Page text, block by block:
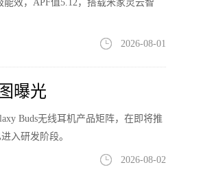
效，APF值5.12，搭载米家灵云智
2026-08-01
曝光
Buds无线耳机产品矩阵，在即将推
入研发阶段。
2026-08-02